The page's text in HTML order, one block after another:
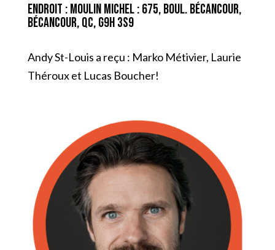
Endroit : Moulin Michel : 675, Boul. Bécancour,
Bécancour, QC, G9H 3S9
Andy St-Louis a reçu : Marko Métivier, Laurie
Théroux et Lucas Boucher!